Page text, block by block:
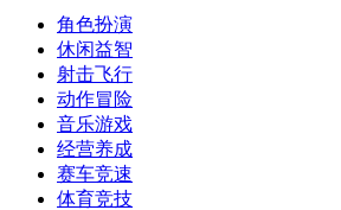
角色扮演
休闲益智
射击飞行
动作冒险
音乐游戏
经营养成
赛车竞速
体育竞技